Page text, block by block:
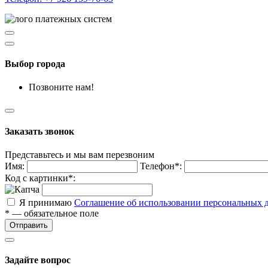
Выбор города
Позвоните нам!
Заказать звонок
Представьтесь и мы вам перезвоним
Имя:
Телефон*:
Код с картинки*:
Я принимаю Соглашение об использовании персональных
* — обязательное поле
Отправить
Задайте вопрос